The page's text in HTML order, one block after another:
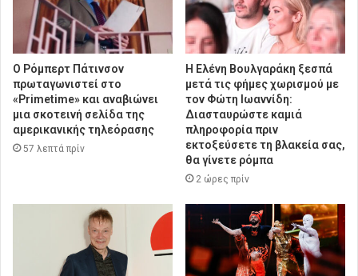
Ο Ρόμπερτ Πάτινσον
πρωταγωνιστεί στο
«Primetime» και αναβιώνει
μια σκοτεινή σελίδα της
αμερικανικής τηλεόρασης
57 λεπτά πρίν
Η Ελένη Βουλγαράκη ξεσπά
μετά τις φήμες χωρισμού με
τον Φώτη Ιωαννίδη:
Διασταυρώστε καμιά
πληροφορία πριν
εκτοξεύσετε τη βλακεία σας,
θα γίνετε ρόμπα
2 ώρες πρίν